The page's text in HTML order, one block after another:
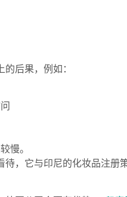
后果，例如：
慢。
，它与印尼的化妆品注册